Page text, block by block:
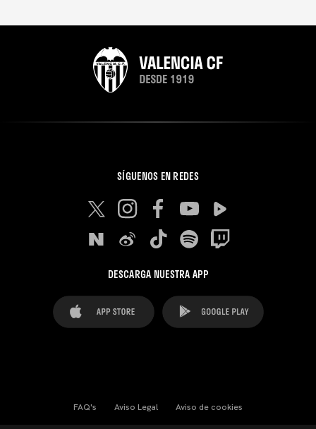
SÍGUENOS EN REDES
DESCARGA NUESTRA APP
FAQ's Aviso Legal Aviso de cookies